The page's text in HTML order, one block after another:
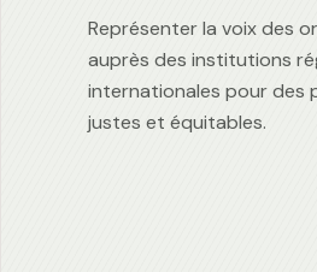
Représenter la voix des
auprès des institutions
internationales pour des
justes et équitables.